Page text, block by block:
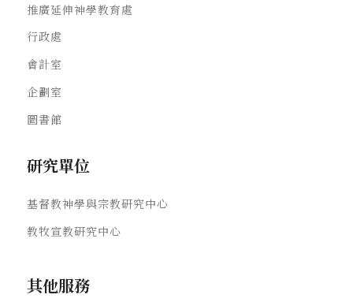
推廣延伸神學教育處
行政處
會計室
企劃室
圖書館
研究單位
基督教神學與宗教研究中心
教牧宣教研究中心
其他服務